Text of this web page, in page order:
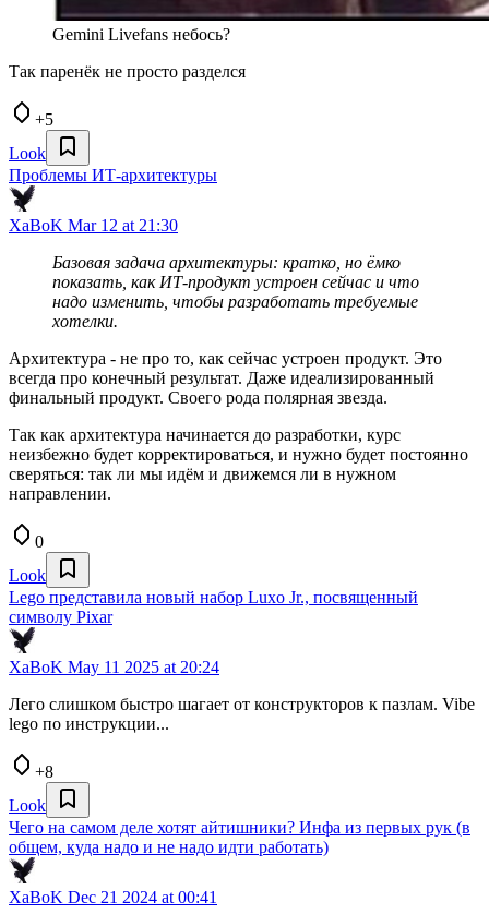
Gemini Livefans небось?
Так паренёк не просто разделся
+5
Look
Проблемы ИТ-архитектуры
XaBoK Mar 12 at 21:30
Базовая задача архитектуры: кратко, но ёмко
показать, как ИТ-продукт устроен сейчас и что
надо изменить, чтобы разработать требуемые
хотелки.
Архитектура - не про то, как сейчас устроен продукт. Это
всегда про конечный результат. Даже идеализированный
финальный продукт. Своего рода полярная звезда.
Так как архитектура начинается до разработки, курс
неизбежно будет корректироваться, и нужно будет постоянно
сверяться: так ли мы идём и движемся ли в нужном
направлении.
0
Look
Lego представила новый набор Luxo Jr., посвященный
символу Pixar
XaBoK May 11 2025 at 20:24
Лего слишком быстро шагает от конструкторов к пазлам. Vibe
lego по инструкции...
+8
Look
Чего на самом деле хотят айтишники? Инфа из первых рук (в
общем, куда надо и не надо идти работать)
XaBoK Dec 21 2024 at 00:41